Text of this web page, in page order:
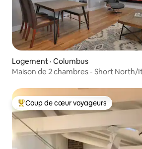
Logement · Columbus
Maison de 2 chambres - Short North/
Coup de cœur voyageurs parmi les
Coup de cœur voyageurs